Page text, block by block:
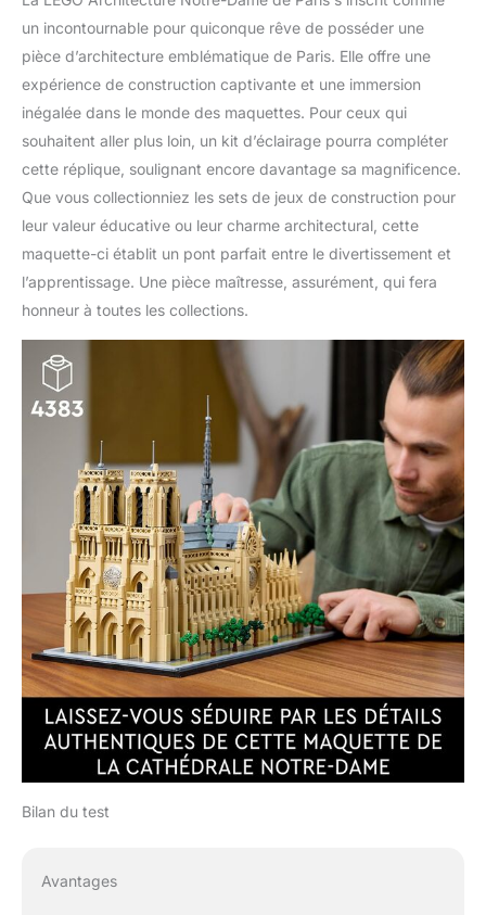
de construction
d’exception destinés aux
adultes et toutes les
personnes qui
s'intéressent à la
création, à l'histoire et à
l'architecture
un incontournable pour quiconque rêve de posséder une
pièce d’architecture emblématique de Paris. Elle offre une
expérience de construction captivante et une immersion
inégalée dans le monde des maquettes. Pour ceux qui
souhaitent aller plus loin, un kit d’éclairage pourra compléter
cette réplique, soulignant encore davantage sa magnificence.
Que vous collectionniez les sets de jeux de construction pour
leur valeur éducative ou leur charme architectural, cette
maquette-ci établit un pont parfait entre le divertissement et
l’apprentissage. Une pièce maîtresse, assurément, qui fera
honneur à toutes les collections.
Bilan du test
Avantages